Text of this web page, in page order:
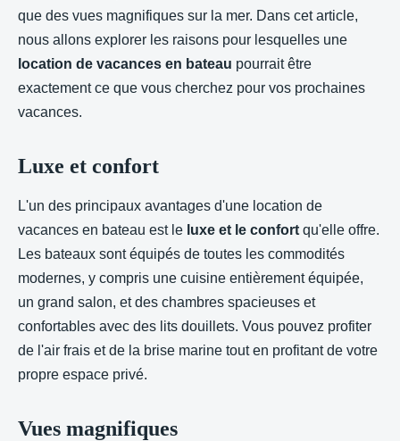
que des vues magnifiques sur la mer. Dans cet article,
nous allons explorer les raisons pour lesquelles une
location de vacances en bateau pourrait être
exactement ce que vous cherchez pour vos prochaines
vacances.
Luxe et confort
L'un des principaux avantages d'une location de
vacances en bateau est le luxe et le confort qu'elle offre.
Les bateaux sont équipés de toutes les commodités
modernes, y compris une cuisine entièrement équipée,
un grand salon, et des chambres spacieuses et
confortables avec des lits douillets. Vous pouvez profiter
de l'air frais et de la brise marine tout en profitant de votre
propre espace privé.
Vues magnifiques